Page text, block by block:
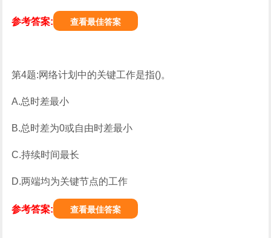
参考答案: 查看最佳答案
第4题:网络计划中的关键工作是指()。
A.总时差最小
B.总时差为0或自由时差最小
C.持续时间最长
D.两端均为关键节点的工作
参考答案: 查看最佳答案